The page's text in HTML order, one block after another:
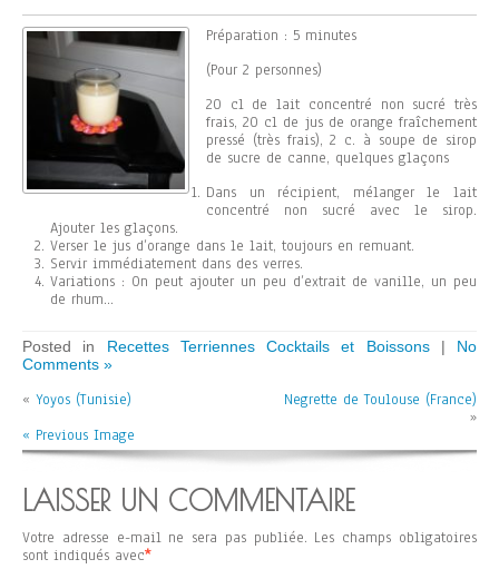
Préparation : 5 minutes
(Pour 2 personnes)
20 cl de lait concentré non sucré très
frais, 20 cl de jus de orange fraîchement
pressé (très frais), 2 c. à soupe de sirop
de sucre de canne, quelques glaçons
Dans un récipient, mélanger le lait
concentré non sucré avec le sirop.
Ajouter les glaçons.
Verser le jus d’orange dans le lait, toujours en remuant.
Servir immédiatement dans des verres.
Variations : On peut ajouter un peu d’extrait de vanille, un peu
de rhum…
Posted in Recettes Terriennes Cocktails et Boissons| No
Comments »
« Yoyos (Tunisie)
Negrette de Toulouse (France)
»
« Previous Image
LAISSER UN COMMENTAIRE
Votre adresse e-mail ne sera pas publiée. Les champs obligatoires
sont indiqués avec*